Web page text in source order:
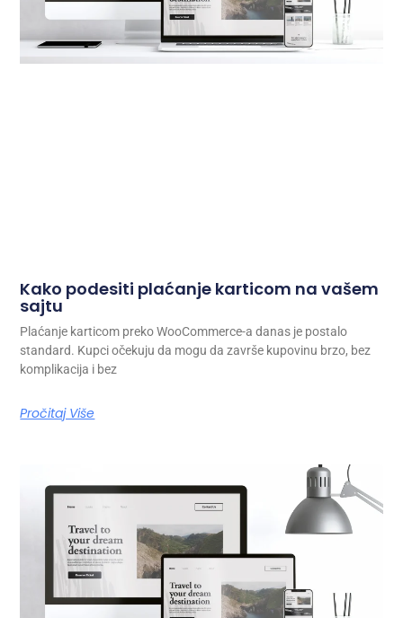
Kako podesiti plaćanje karticom na vašem
sajtu
Plaćanje karticom preko WooCommerce-a danas je postalo
standard. Kupci očekuju da mogu da završe kupovinu brzo, bez
komplikacija i bez
Pročitaj Više